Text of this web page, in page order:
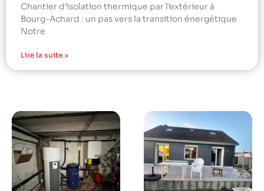
Chantier d’isolation thermique par l’extérieur à
Bourg-Achard : un pas vers la transition énergétique
Notre
Lire la suite »